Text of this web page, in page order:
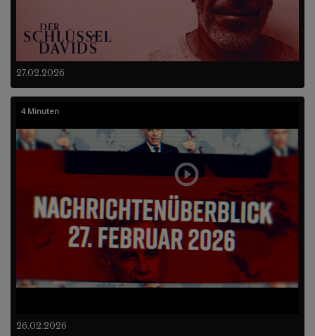
27.02.2026
26.02.2026
4 Minuten